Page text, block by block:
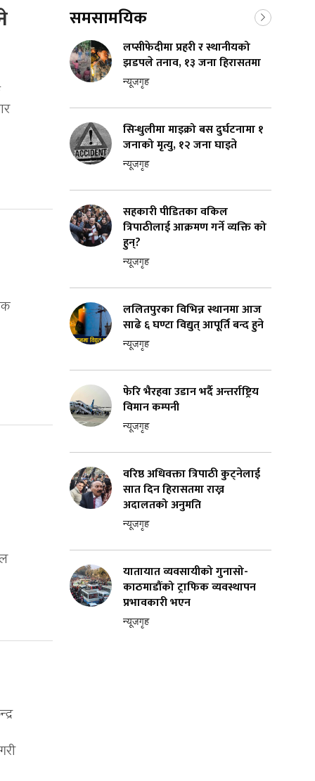
समसामयिक
लप्सीफेदीमा प्रहरी र स्थानीयको
झडपले तनाव, १३ जना हिरासतमा
न्यूजगृह
सिन्धुलीमा माइक्रो बस दुर्घटनामा १
जनाको मृत्यु, १२ जना घाइते
न्यूजगृह
सहकारी पीडितका वकिल
त्रिपाठीलाई आक्रमण गर्ने व्यक्ति को
हुन्?
न्यूजगृह
ललितपुरका विभिन्न स्थानमा आज
साढे ६ घण्टा विद्युत् आपूर्ति बन्द हुने
न्यूजगृह
फेरि भैरहवा उडान भर्दै अन्तर्राष्ट्रिय
विमान कम्पनी
न्यूजगृह
वरिष्ठ अधिवक्ता त्रिपाठी कुट्नेलाई
सात दिन हिरासतमा राख्न
अदालतको अनुमति
न्यूजगृह
यातायात व्यवसायीको गुनासो-
काठमाडौंको ट्राफिक व्यवस्थापन
प्रभावकारी भएन
न्यूजगृह